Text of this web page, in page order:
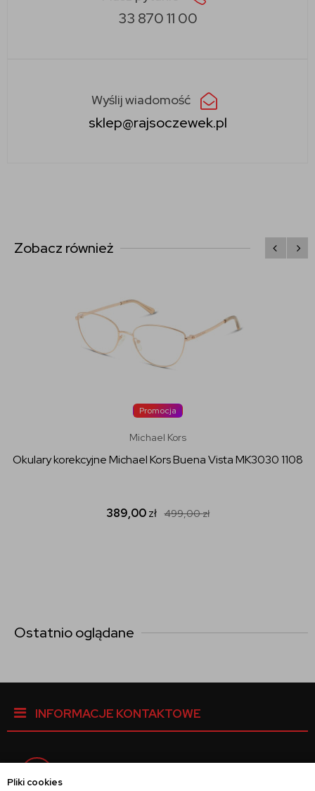
Pliki cookies
33 870 11 00
Wyślij wiadomość
sklep@rajsoczewek.pl
Zobacz również
Promocja
Michael Kors
Okulary korekcyjne Michael Kors Buena Vista MK3030 1108
389,00zł 499,00zł
Ostatnio oglądane
INFORMACJE KONTAKTOWE